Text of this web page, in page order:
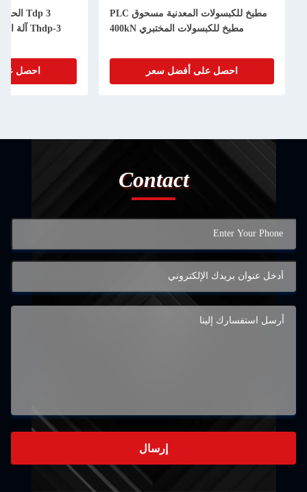
مطبخ للكبسولات المعدنية مسحوق PLC
مطبخ للكبسولات المختبري 400kN
احصل على أفضل سعر
Thdp-3 آلة الصحافة الكمبيوتر اللوحي
احصل
Contact
إرسال